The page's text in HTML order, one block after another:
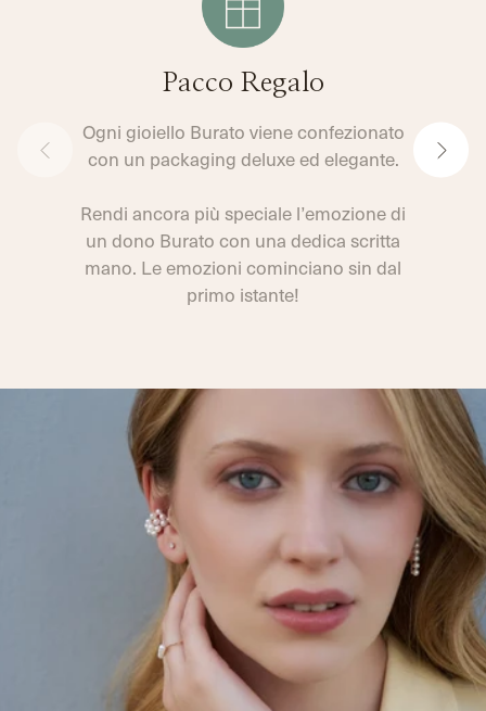
Pacco Regalo
Ogni gioiello Burato viene confezionato
con un packaging deluxe ed elegante.
Rendi ancora più speciale l’emozione di
un dono Burato con una dedica scritta
mano. Le emozioni cominciano sin dal
primo istante!